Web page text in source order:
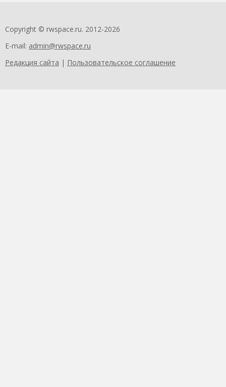
Copyright © rwspace.ru. 2012-2026
E-mail: admin@rwspace.ru
Редакция сайта | Пользовательское соглашение